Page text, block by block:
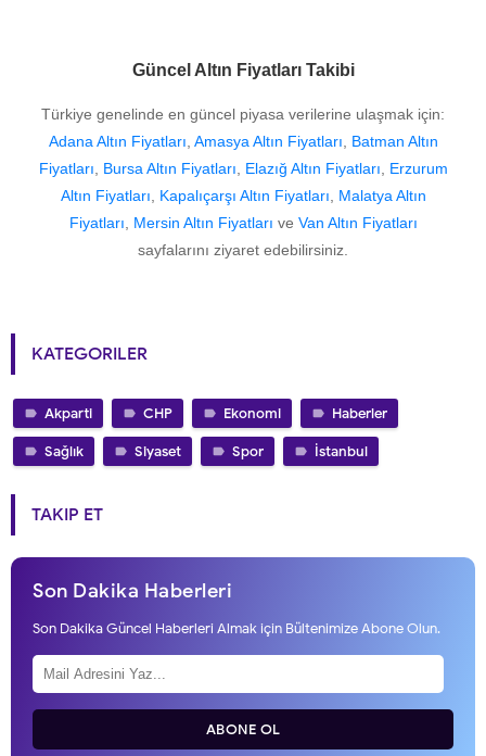
Güncel Altın Fiyatları Takibi
Türkiye genelinde en güncel piyasa verilerine ulaşmak için:
Adana Altın Fiyatları Amasya Altın Fiyatları
Batman Altın
Fiyatları
Bursa Altın Fiyatları Elazığ Altın Fiyatları
Erzurum
Altın Fiyatları
Kapalıçarşı Altın Fiyatları
Malatya Altın
Fiyatları
Mersin Altın Fiyatları ve Van Altın Fiyatları
sayfalarını ziyaret edebilirsiniz.
KATEGORILER
Akparti CHP Ekonomi Haberler
Sağlık Siyaset Spor İstanbul
TAKIP ET
Son Dakika Haberleri
Son Dakika Güncel Haberleri Almak için Bültenimize Abone Olun.
ABONE OL